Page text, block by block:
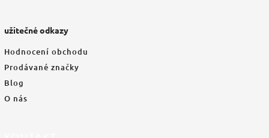
užitečné odkazy
Hodnocení obchodu
Prodávané značky
Blog
O nás